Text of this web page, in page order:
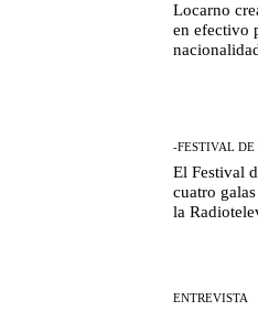
Locarno
en efectivo
-FESTIVAL DE
El Festival
cuatro
la
ENTREVISTA